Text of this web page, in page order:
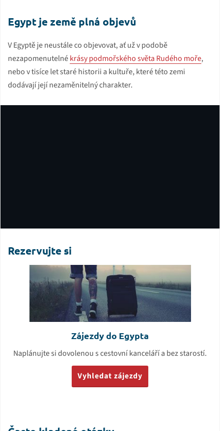
Egypt je země plná objevů
V Egyptě je neustále co objevovat, ať už v podobě
nezapomenutelnékrásy podmořského světa Rudého moře,
nebo v tisíce let staré historii a kultuře, které této zemi
dodávají její nezaměnitelný charakter.
Youtube video
Tento obsah je hostován třetí stranou. Zobrazením externího obsahu
přijímáte podmínky youtube.com.
Přehrát Povolit načítání všech youtube videí
Rezervujte si
Zájezdy do Egypta
Naplánujte si dovolenou s cestovní kanceláří a bez starostí.
Vyhledat zájezdy